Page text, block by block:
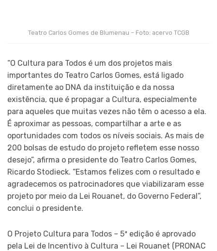
Teatro Carlos Gomes de Blumenau – Foto: acervo TCGB
“O Cultura para Todos é um dos projetos mais
importantes do Teatro Carlos Gomes, está ligado
diretamente ao DNA da instituição e da nossa
existência, que é propagar a Cultura, especialmente
para aqueles que muitas vezes não têm o acesso a ela.
É aproximar as pessoas, compartilhar a arte e as
oportunidades com todos os níveis sociais. As mais de
200 bolsas de estudo do projeto refletem esse nosso
desejo”, afirma o presidente do Teatro Carlos Gomes,
Ricardo Stodieck. “Estamos felizes com o resultado e
agradecemos os patrocinadores que viabilizaram esse
projeto por meio da Lei Rouanet, do Governo Federal”,
conclui o presidente.
O Projeto Cultura para Todos – 5ª edição é aprovado
pela Lei de Incentivo à Cultura – Lei Rouanet (PRONAC